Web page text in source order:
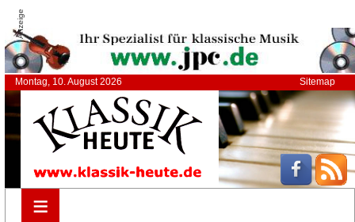
Anzeige
Montag, 10. August 2026 Sitemap
≡
≡